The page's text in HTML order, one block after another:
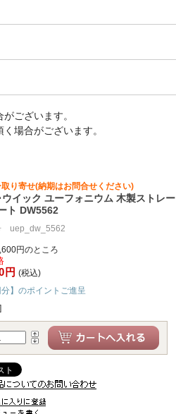
ございます。
場合がございます。
り寄せ(納期はお問合せください)
ウイック ユーフォニウム 木製ストレー
ト DW5562
uep_dw_5562
円のところ
円 (税込)
分】のポイントご進呈